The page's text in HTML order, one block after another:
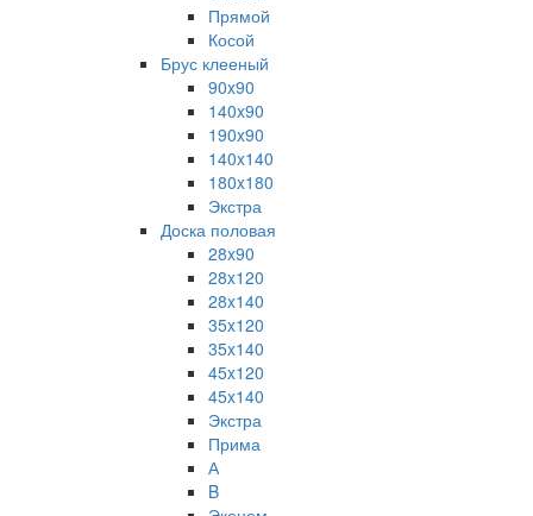
Прямой
Косой
Брус клееный
90x90
140x90
190x90
140x140
180x180
Экстра
Доска половая
28x90
28x120
28x140
35x120
35x140
45x120
45x140
Экстра
Прима
А
B